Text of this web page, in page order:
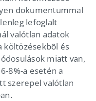
dokumentummal
lefoglalt
valótlan adatok
költözésekbõl és
miatt van,
8%-a esetén a
szerepel valótlan